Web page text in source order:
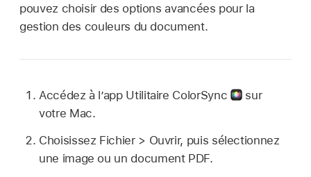
pouvez choisir des options avancées pour la
gestion des couleurs du document.
Accédez à l’app Utilitaire ColorSync
sur
votre Mac.
Choisissez Fichier > Ouvrir, puis sélectionnez
une image ou un document PDF.